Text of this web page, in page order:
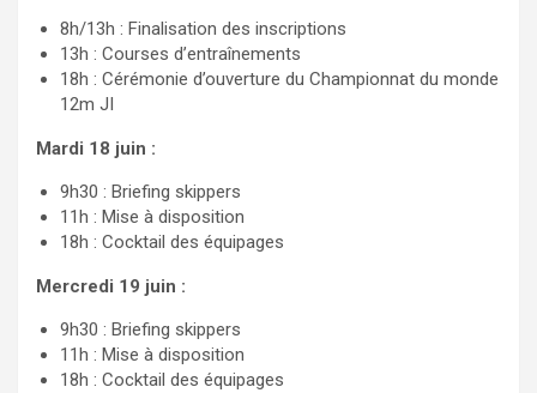
8h/13h : Finalisation des inscriptions
13h : Courses d’entraînements
18h : Cérémonie d’ouverture du Championnat du monde
12m JI
Mardi 18 juin :
9h30 : Briefing skippers
11h : Mise à disposition
18h : Cocktail des équipages
Mercredi 19 juin :
9h30 : Briefing skippers
11h : Mise à disposition
18h : Cocktail des équipages